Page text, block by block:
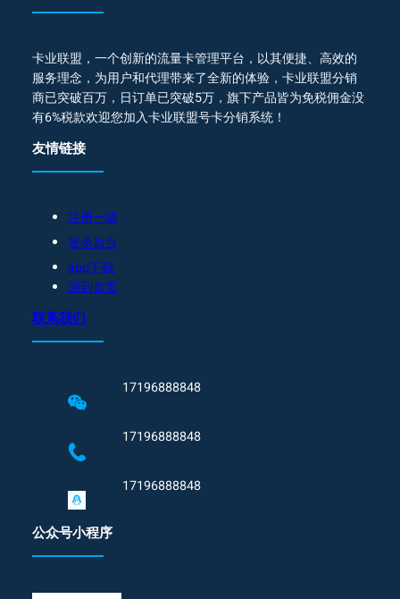
卡业联盟，一个创新的流量卡管理平台，以其便捷、高效的
服务理念，为用户和代理带来了全新的体验，卡业联盟分销
商已突破百万，日订单已突破5万，旗下产品皆为免税佣金没
有6%税款欢迎您加入卡业联盟号卡分销系统！
友情链接
注册一级
登录后台
app下载
回到首页
联系我们
17196888848
17196888848
17196888848
公众号小程序